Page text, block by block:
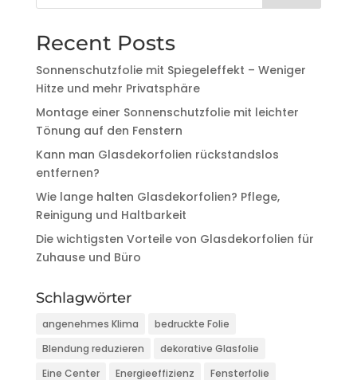
Recent Posts
Sonnenschutzfolie mit Spiegeleffekt – Weniger
Hitze und mehr Privatsphäre
Montage einer Sonnenschutzfolie mit leichter
Tönung auf den Fenstern
Kann man Glasdekorfolien rückstandslos
entfernen?
Wie lange halten Glasdekorfolien? Pflege,
Reinigung und Haltbarkeit
Die wichtigsten Vorteile von Glasdekorfolien für
Zuhause und Büro
Schlagwörter
angenehmes Klima
bedruckte Folie
Blendung reduzieren
dekorative Glasfolie
Eine Center
Energieeffizienz
Fensterfolie